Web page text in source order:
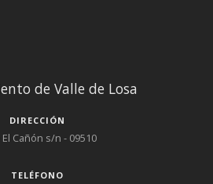
de Valle de Losa
DIRECCIÓN
El Cañón s/n - 09510
TELÉFONO